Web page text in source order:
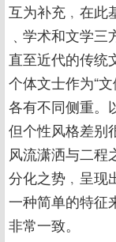
互为补充﹐在此
﹑学术和文学
直至近代的传统
个体文士作为“
各有不同侧重。
但个性风格差别
风流潇洒与二程
分化之势﹐呈现
一种简单的特征
非常一致。